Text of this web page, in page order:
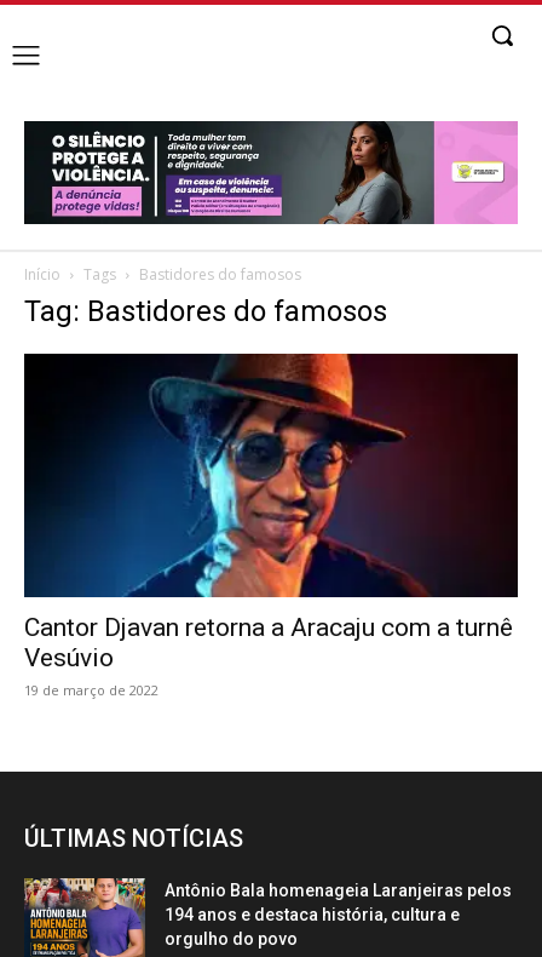
Início Tags Bastidores do famosos
Tag: Bastidores do famosos
Cantor Djavan retorna a Aracaju com a turnê
Vesúvio
19 de março de 2022
ÚLTIMAS NOTÍCIAS
Antônio Bala homenageia Laranjeiras pelos
194 anos e destaca história, cultura e
orgulho do povo